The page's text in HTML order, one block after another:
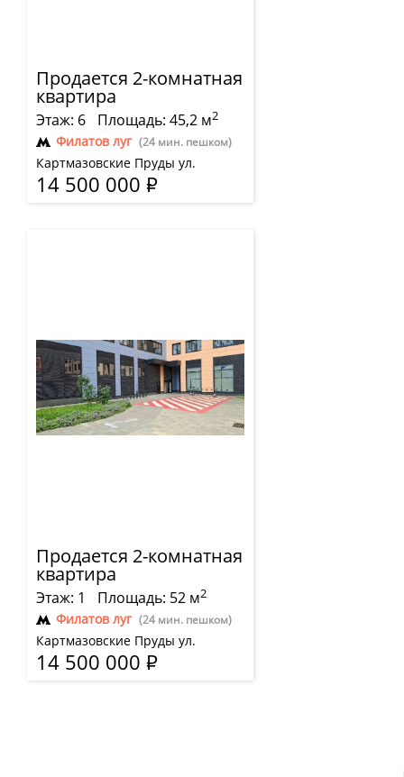
Продается 2-комнатная
квартира
Этаж: 6 Площадь: 45,2 м2
Филатов луг (24 мин. пешком)
Картмазовские Пруды ул.
14 500 000 Р
Продается 2-комнатная
квартира
Этаж: 1 Площадь: 52 м2
Филатов луг (24 мин. пешком)
Картмазовские Пруды ул.
14 500 000 Р